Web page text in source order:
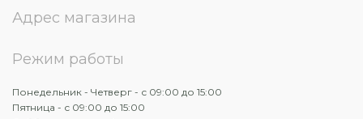
Адрес магазина
Режим работы
Понедельник - Четверг - с 09:00 до 15:00
Пятница - с 09:00 до 15:00